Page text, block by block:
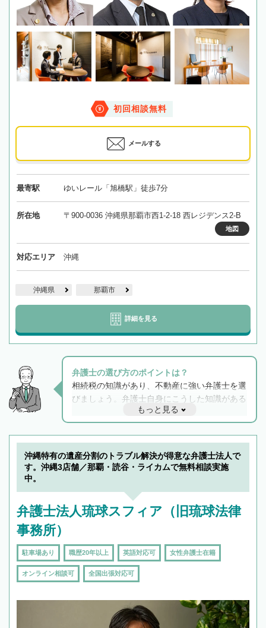
初回相談無料
メールする
最寄駅 ゆいレール「旭橋駅」徒歩7分
所在地 〒900-0036 沖縄県那覇市西1-2-18 西レジデンス2-B
地図
対応エリア 沖縄
沖縄県 那覇市
詳細を見る
弁護士の選び方のポイントは？
相続税の知識があり、不動産に強い弁護士を選
びましょう。弁護士自身にこうした知識がある
と他士業との連携もスムーズに進み、トラブル
解決のみならず相続をトータルで任せることが
できます。また、相続は感情がからむ分野なの
でフィーリングも重要です。実際に電話や面談
で複数の弁護士と会話をしてウマが合う方に依
もっと見る
沖縄特有の遺産分割のトラブル解決が得意な弁護士法人で
す。沖縄3店舗／那覇・読谷・ライカムで無料相談実施
中。
弁護士法人琉球スフィア（旧琉球法律
事務所）
駐車場あり 職歴20年以上 英語対応可 女性弁護士在籍
オンライン相談可 全国出張対応可